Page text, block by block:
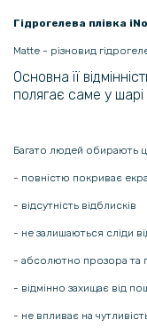
Захисне скло Full
Transparent
Гідрогелева плівка
Matte - різновид
Основна її
полягає саме у
Багато людей обирають
- повністю покриває
- відсутність відблисків
- не залишаються сліди
- абсолютно прозора та
- відмінно захищає від
- не впливає на